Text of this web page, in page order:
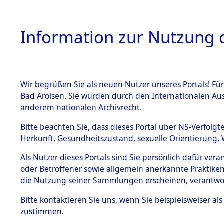
HOME
BESTÄNDE
Inhaftierungsdoku
mente
1.2.9 Beim ITS
verwahrte
1.2.9.1
Effekten aus
0014
Information zur Nutzung
Wir begrüßen Sie als neuen Nutzer unseres Portals!
Bad Arolsen. Sie wurden durch den Internationalen
anderem nationalen Archivrecht.
Bitte beachten Sie, dass dieses Portal über NS-
Herkunft, Gesundheitszustand, sexuelle
Als Nutzer dieses Portals sind Sie persönlich dafür
oder Betroffener sowie allgemein anerkannte
die Nutzung seiner Sammlungen erscheinen,
Bitte kontaktieren Sie uns, wenn Sie beispielsweiser
zustimmen.